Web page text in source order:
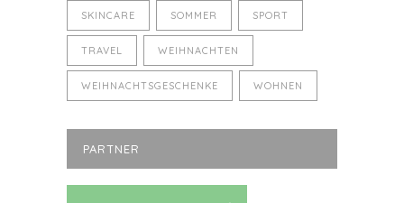
SKINCARE SOMMER SPORT
TRAVEL WEIHNACHTEN
WEIHNACHTSGESCHENKE WOHNEN
PARTNER